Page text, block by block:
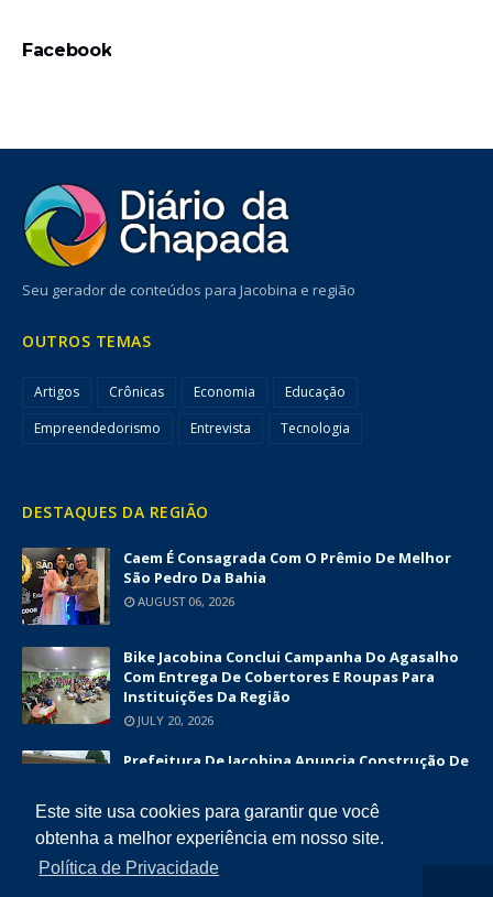
Este site usa cookies para garantir que você
obtenha a melhor experiência em nosso site.
Política de Privacidade
Facebook
Seu gerador de conteúdos para Jacobina e região
OUTROS TEMAS
Artigos Crônicas Economia
Educação
Empreendedorismo
Entrevista Tecnologia
DESTAQUES DA REGIÃO
Caem É Consagrada Com O Prêmio De Melhor
São Pedro Da Bahia
AUGUST 06, 2026
Bike Jacobina Conclui Campanha Do Agasalho
Com Entrega De Cobertores E Roupas Para
Instituições Da Região
JULY 20, 2026
Prefeitura De Jacobina Anuncia Construção De
Superior A R$ 1,7 Milhão
JUNE 12, 2026